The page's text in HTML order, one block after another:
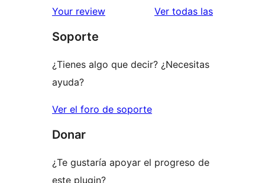
estrellas
de
estrellas
Your review Ver todas las
Soporte
¿Tienes algo que decir? ¿Necesitas
ayuda?
Ver el foro de soporte
Donar
¿Te gustaría apoyar el progreso de
este plugin?